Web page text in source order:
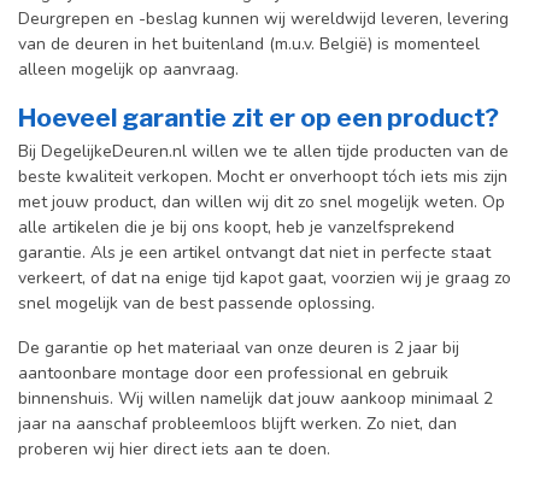
Deurgrepen en -beslag kunnen wij wereldwijd leveren, levering
van de deuren in het buitenland (m.u.v. België) is momenteel
alleen mogelijk op aanvraag.
Hoeveel garantie zit er op een product?
Bij DegelijkeDeuren.nl willen we te allen tijde producten van de
beste kwaliteit verkopen. Mocht er onverhoopt tóch iets mis zijn
met jouw product, dan willen wij dit zo snel mogelijk weten. Op
alle artikelen die je bij ons koopt, heb je vanzelfsprekend
garantie. Als je een artikel ontvangt dat niet in perfecte staat
verkeert, of dat na enige tijd kapot gaat, voorzien wij je graag zo
snel mogelijk van de best passende oplossing.
De garantie op het materiaal van onze deuren is 2 jaar bij
aantoonbare montage door een professional en gebruik
binnenshuis. Wij willen namelijk dat jouw aankoop minimaal 2
jaar na aanschaf probleemloos blijft werken. Zo niet, dan
proberen wij hier direct iets aan te doen.